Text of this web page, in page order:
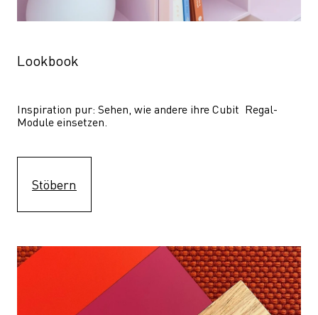
Lookbook
Inspiration pur: Sehen, wie andere ihre Cubit  Regal-
Module einsetzen.
Stöbern